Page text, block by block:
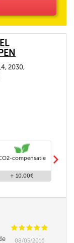
2030,
compensatie
+ 10,00€
m
CCCCC
08/05/2016